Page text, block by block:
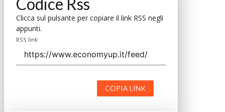
Clicca sul pulsante per copiare il link RSS negli
appunti.
RSS link
COPIA LINK